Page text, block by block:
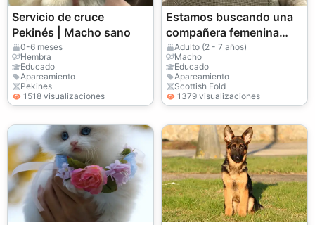
Servicio de cruce
Pekinés | Macho sano
0-6 meses
Hembra
Educado
Apareamiento
Pekines
1518 visualizaciones
Estamos buscando una
compañera femenina
para nuestro hijo de 2
años.
Adulto (2 - 7 años)
Macho
Educado
Apareamiento
Scottish Fold
1379 visualizaciones